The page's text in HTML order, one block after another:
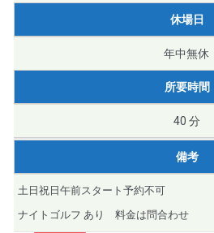
休場日
年中無休
所要時間
40 分
備考
土日祝日午前スタート予約不可
ナイトゴルフ あり 料金は問合わせ